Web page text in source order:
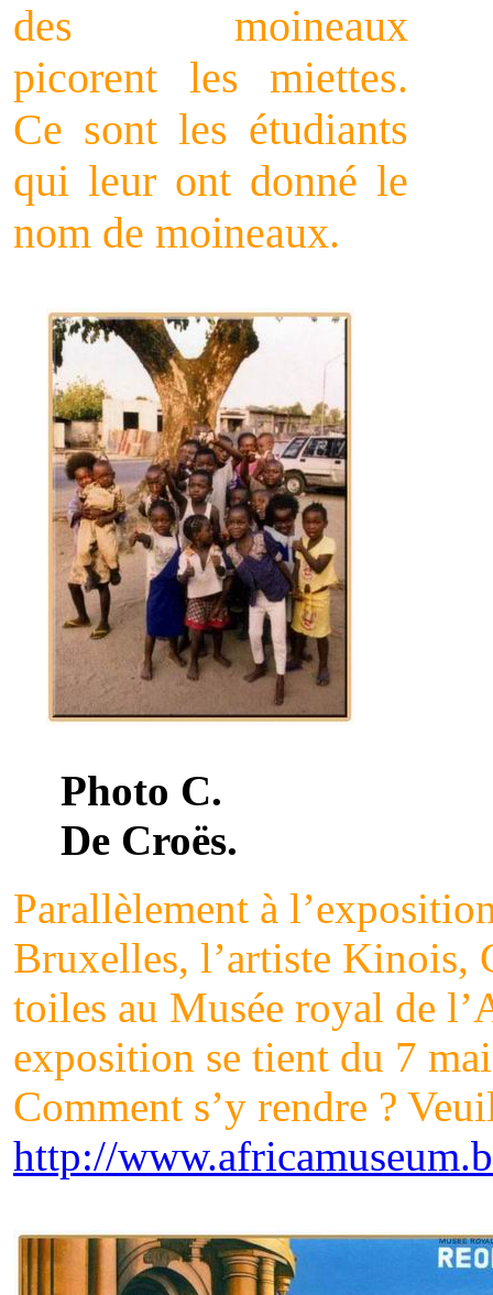
des moineaux
picorent les miettes.
Ce sont les étudiants
qui leur ont donné le
nom de moineaux.
Photo C.
De Croës.
Parallèlement à
Bruxelles, l’artiste Kinois,
toiles au Musée royal de
exposition se tient du 7
Comment s’y rendre ?
http://